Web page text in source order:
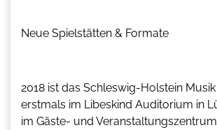
Neue Spielstätten & Formate
2018 ist das Schleswig-Holstein
erstmals im Libeskind Auditorium in
im Gäste- und